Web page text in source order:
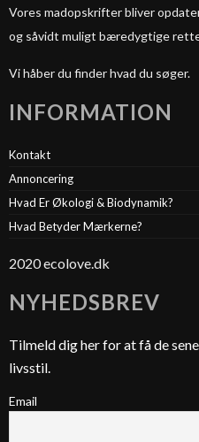
Vores madopskrifter bliver
og såvidt muligt bæredygtige
Vi håber du finder hvad du søger.
INFORMATION
Kontakt
Annoncering
Hvad Er Økologi & Biodynamik?
Hvad Betyder Mærkerne?
2020 ecolove.dk
NYHEDSBREV
Tilmeld dig her for at få de
livsstil.
Email